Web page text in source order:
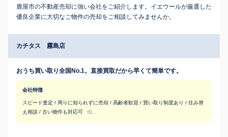
鹿屋市の不動産売却に強い会社をご紹介します。イエウールが厳選した
優良企業に大切なご物件の売却をご相談してみませんか。
カチタス 霧島店
おうち買い取り全国No.1。直接買取だから早くて簡単です。
会社特徴
スピード査定 / 周りに知られずに売却 / 高齢者歓迎 / 買い取り制度あり / 住み替
え相談 / 古い物件も対応可
他...